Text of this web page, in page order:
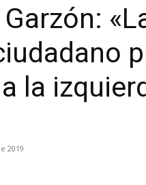
la
2019